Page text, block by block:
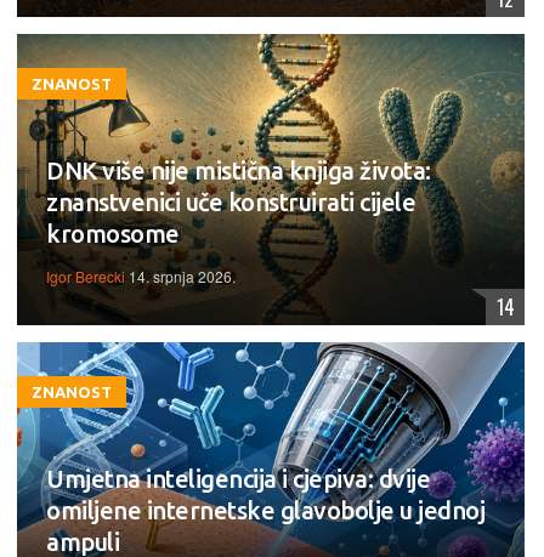
ZNANOST
DNK više nije mistična knjiga života:
znanstvenici uče konstruirati cijele
kromosome
Igor Berecki 14. srpnja 2026.
14
ZNANOST
Umjetna inteligencija i cjepiva: dvije
omiljene internetske glavobolje u jednoj
ampuli